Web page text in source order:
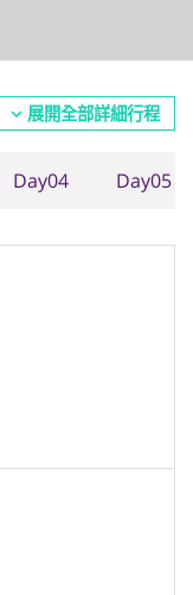
expand_more 展開全部詳細行程
Day04 Day05